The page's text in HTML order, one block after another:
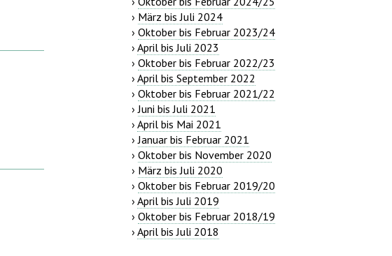
› März bis Juli 2024
› Oktober bis Februar 2023/24
› April bis Juli 2023
› Oktober bis Februar 2022/23
› April bis September 2022
› Oktober bis Februar 2021/22
›Juni bis Juli 2021
› April bis Mai 2021
›Januar bis Februar 2021
› Oktober bis November 2020
› März bis Juli 2020
› Oktober bis Februar 2019/20
› April bis Juli 2019
› Oktober bis Februar 2018/19
› April bis Juli 2018